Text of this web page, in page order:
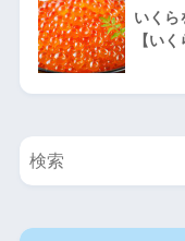
いくら
【い